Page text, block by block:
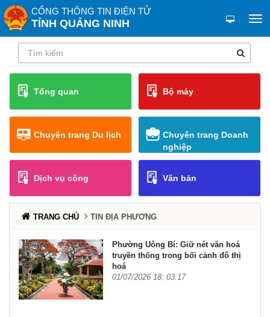
CỔNG THÔNG TIN ĐIỆN TỬ
TỈNH QUẢNG NINH
Tổng quan Bộ máy
Chuyên trang Du lịch
Chuyên trang Doanh
nghiệp
Dịch vụ công Văn bản
TRANG CHỦ TIN ĐỊA PHƯƠNG
Phường Uông Bí: Giữ nét văn hoá
truyền thống trong bối cảnh đô thị
hoá
01/07/2026 18: 03:17